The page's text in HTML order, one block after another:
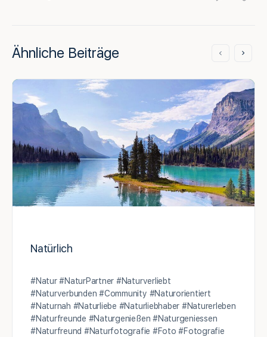
Ähnliche Beiträge
Natürlich
#Natur #NaturPartner #Naturverliebt
#Naturverbunden #Community #Naturorientiert
#Naturnah #Naturliebe #Naturliebhaber #Naturerleben
#Naturfreunde #Naturgenießen #Naturgeniessen
#Naturfreund #Naturfotografie #Foto #Fotografie